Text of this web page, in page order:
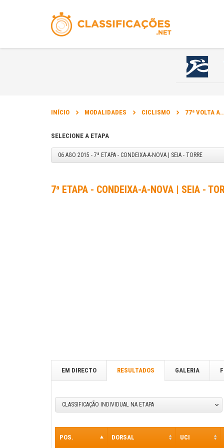
INÍCIO MODALIDADES CICLISMO 77ª VOLTA
SELECIONE A ETAPA
06 AGO 2015 - 7ª ETAPA - CONDEIXA-A-NOVA | SEIA - TORRE
7ª ETAPA - CONDEIXA-A-NOVA | SEIA -
EM DIRECTO RESULTADOS GALERIA
CLASSIFICAÇÃO INDIVIDUAL NA ETAPA
POS. DORSAL UCI